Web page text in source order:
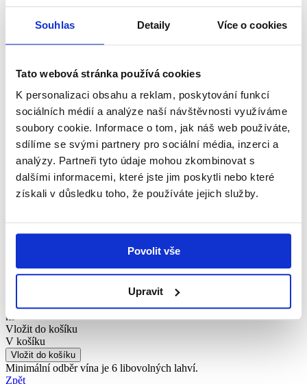
Souhlas Detaily Více o cookies
Tato webová stránka používá cookies
K personalizaci obsahu a reklam, poskytování funkcí
sociálních médií a analýze naší návštěvnosti využíváme
soubory cookie. Informace o tom, jak náš web používáte,
sdílíme se svými partnery pro sociální média, inzerci a
analýzy. Partneři tyto údaje mohou zkombinovat s
dalšími informacemi, které jste jim poskytli nebo které
získali v důsledku toho, že používáte jejich služby.
Povolit vše
Upravit
kabinetní víno 2020
polosladké
Rulandské šedé a Rulandské bílé z trati Skalky v Moutnicích.
Rostou společně, zrají v jednom sudu. Patří k sobě.
Obec
Trať
Obsah láhve
Zbytkový cukr
Kyseliny
Alkohol
Bezcukerný extrakt
Obsahuje oxid siřičitý
Moutnice
Skalky
24 g/l
Cena s DPH
ks
Vložit do košíku
V košíku
Minimální odběr vína je 6 libovolných lahví.
Zpět